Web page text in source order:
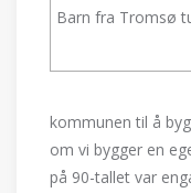
Barn fra Tromsø
kommunen til å
om vi bygger en
på 90-tallet var